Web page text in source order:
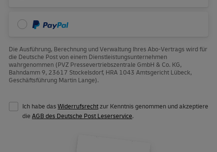
PayPal
Die Ausführung, Berechnung und Verwaltung Ihres Abo-Vertrags wird für
die Deutsche Post von einem Dienstleistungsunternehmen
wahrgenommen (PVZ Pressevertriebszentrale GmbH & Co. KG,
Bahndamm 9, 23617 Stockelsdorf, HRA 1043 Amtsgericht Lübeck,
Geschäftsführung Martin Lange).
Ich habe dasWiderrufsrechtzur Kenntnis genommen und akzeptiere
die AGB des Deutsche Post Leserservice.